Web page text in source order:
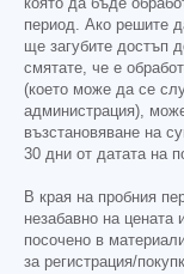
която да бъде
период. Ако решите
ще загубите достъп
смятате, че е
(което може да се
администрация),
възстановяване на
30 дни от датата на
В края на пробния
незабавно на цената
посочено в
за регистрация/